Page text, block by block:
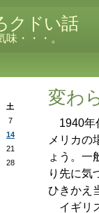
クドい話
味・・・。
変わ
1940年
メリカの
ょう。一
り先に気
ひきかえ
イギリ
土
7
14
21
28